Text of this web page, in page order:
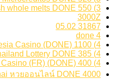
3) 550 links English whole melts DONE
3000Z
31867 05.02
4 done
4) 1100 links Indonesia Casino (DONE)
4) 385 links Thailand Lottery DONE
4) 400 links France Casino (FR) (DONE)
4000 links Thai หวยออนไลน์ DONE